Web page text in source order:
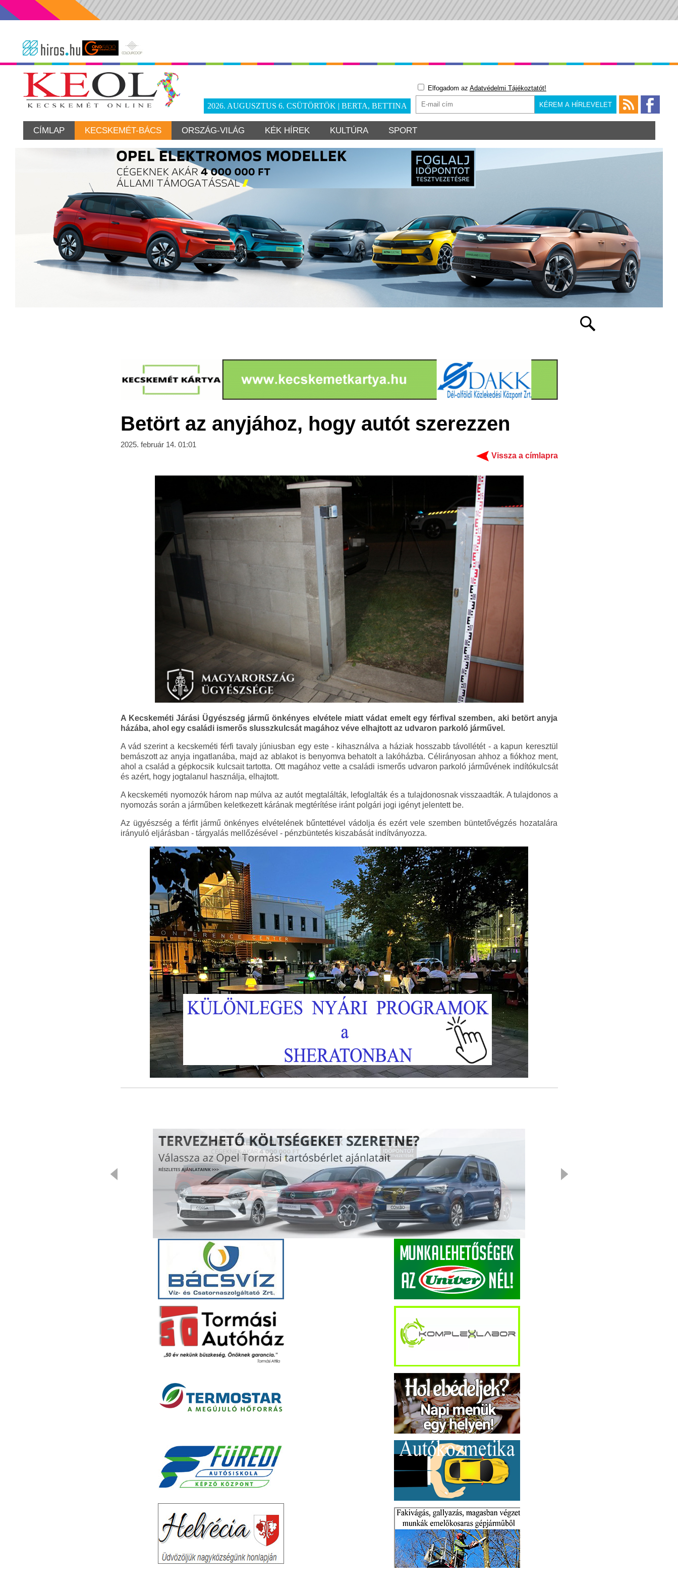
2026. AUGUSZTUS 6. CSÜTÖRTÖK | BERTA, BETTINA
Elfogadom az Adatvédelmi Tájékoztatót!
CÍMLAP KECSKEMÉT-BÁCS ORSZÁG-VILÁG KÉK HÍREK KULTÚRA SPORT
Betört az anyjához, hogy autót szerezzen
2025. február 14. 01:01
Vissza a címlapra
A Kecskeméti Járási Ügyészség jármű önkényes elvétele miatt vádat emelt egy férfival szemben, aki betört anyja
házába, ahol egy családi ismerős slusszkulcsát magához véve elhajtott az udvaron parkoló járművel.
A vád szerint a kecskeméti férfi tavaly júniusban egy este - kihasználva a háziak hosszabb távollétét - a kapun keresztül
bemászott az anyja ingatlanába, majd az ablakot is benyomva behatolt a lakóházba. Célirányosan ahhoz a fiókhoz ment,
ahol a család a gépkocsik kulcsait tartotta. Ott magához vette a családi ismerős udvaron parkoló járművének indítókulcsát
és azért, hogy jogtalanul használja, elhajtott.
A kecskeméti nyomozók három nap múlva az autót megtalálták, lefoglalták és a tulajdonosnak visszaadták. A tulajdonos a
nyomozás során a járműben keletkezett kárának megtérítése iránt polgári jogi igényt jelentett be.
Az ügyészség a férfit jármű önkényes elvételének bűntettével vádolja és ezért vele szemben büntetővégzés hozatalára
irányuló eljárásban - tárgyalás mellőzésével - pénzbüntetés kiszabását indítványozza.